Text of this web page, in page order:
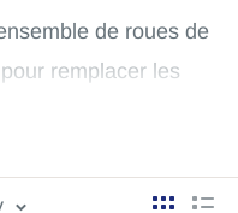
de roues de
remplacer les
de remplacement